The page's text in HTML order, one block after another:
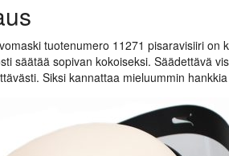
tuotenumero 11271 pisaravisiiri
säätää sopivan kokoiseksi. Säädettävä
Siksi kannattaa mieluummin